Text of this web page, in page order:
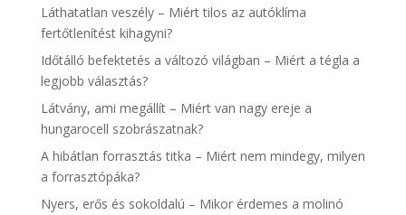
Láthatatlan veszély – Miért tilos az autóklíma
fertőtlenítést kihagyni?
Időtálló befektetés a változó világban – Miért a tégla a
legjobb választás?
Látvány, ami megállít – Miért van nagy ereje a
hungarocell szobrászatnak?
A hibátlan forrasztás titka – Miért nem mindegy, milyen
a forrasztópáka?
Nyers, erős és sokoldalú – Mikor érdemes a molinó